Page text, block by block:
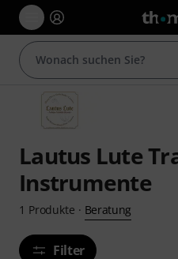
Lautus Lute
Instrumente
1 Produkte · Beratung
Filter